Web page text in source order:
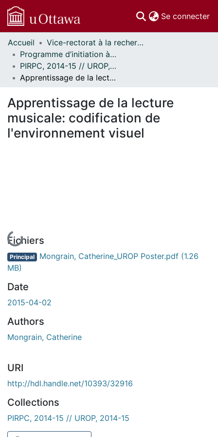
Se connecter
Communautés
et collections
Parcourir
Statistiques
À propos
Accueil
Vice-rectorat à la recherche // Office of the V-P, Research
Programme d’initiation à la recherche au premier cycle (PIRPC) // Undergraduate Research Opportunity Program (UROP)
PIRPC, 2014-15 // UROP, 2014-15
Apprentissage de la lecture musicale: codification de l'environnement visuel
Apprentissage de la lecture
musicale: codification de
l'environnement visuel
En cours de chargement...
Fichiers
Principal Mongrain, Catherine_UROP Poster.pdf (1.26
MB)
Date
2015-04-02
Authors
Mongrain, Catherine
URI
http://hdl.handle.net/10393/32916
Collections
PIRPC, 2014-15 // UROP, 2014-15